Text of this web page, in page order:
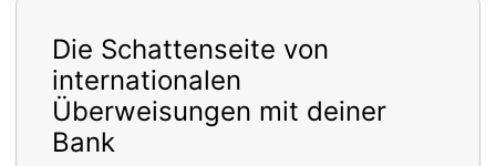
Die Schattenseite von
internationalen
Überweisungen mit deiner
Bank